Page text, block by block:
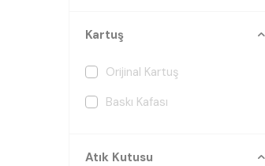
Kartuş
Orijinal Kartuş
Baskı Kafası
Atık Kutusu